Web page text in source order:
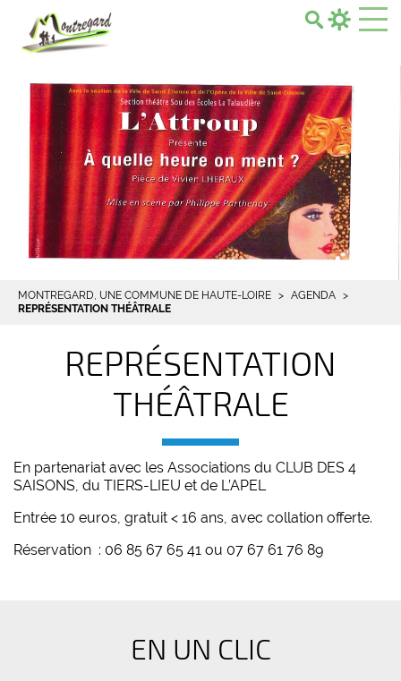
MONTREGARD, UNE COMMUNE DE HAUTE-LOIRE
AGENDA
REPRÉSENTATION THÉÂTRALE
REPRÉSENTATION
THÉÂTRALE
En partenariat avec les Associations du CLUB DES 4
SAISONS, du TIERS-LIEU et de L’APEL
Entrée 10 euros, gratuit < 16 ans, avec collation offerte.
Réservation : 06 85 67 65 41 ou 07 67 61 76 89
EN UN CLIC